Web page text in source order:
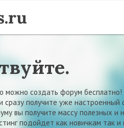
можно создать форум бесплатно!
сразу получите уже настроенный
вы получите массу полезных и
подойдет как новичкам так и